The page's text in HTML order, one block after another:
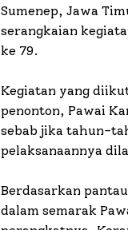
Sumenep, Jawa
serangkaian
ke 79.
Kegiatan yang
penonton, Pawai
sebab jika tahun-
pelaksanaannya
Berdasarkan
dalam semarak